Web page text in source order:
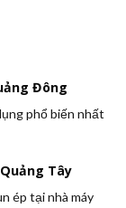
Đông
phổ biến nhất
Tây
ép tại nhà máy